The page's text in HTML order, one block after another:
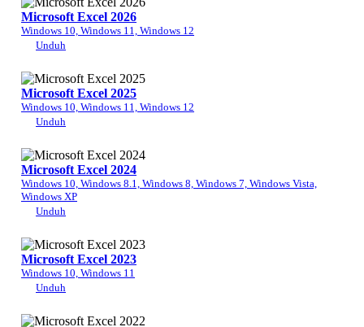
Microsoft Excel 2026
Windows 10, Windows 11, Windows 12
Unduh
Microsoft Excel 2025
Windows 10, Windows 11, Windows 12
Unduh
Microsoft Excel 2024
Windows 10, Windows 8.1, Windows 8, Windows 7, Windows Vista,
Windows XP
Unduh
Microsoft Excel 2023
Windows 10, Windows 11
Unduh